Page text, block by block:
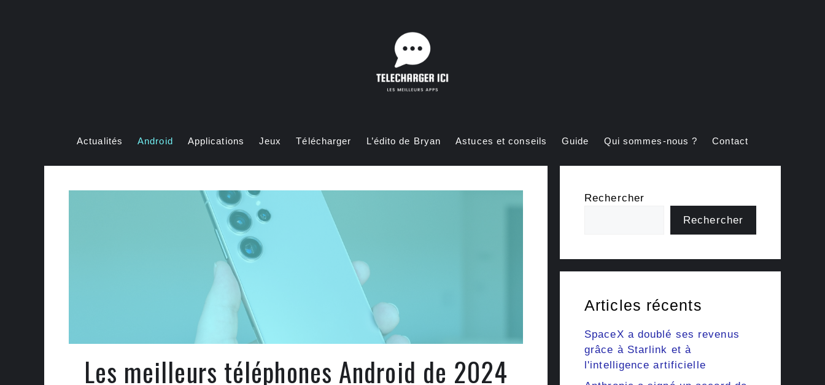
Actualités Android Applications Jeux Télécharger L’édito de Bryan Astuces et conseils Guide Qui sommes-nous ? Contact
Les meilleurs téléphones Android de 2024
Rechercher
Rechercher
Articles récents
SpaceX a doublé ses revenus
grâce à Starlink et à
l'intelligence artificielle